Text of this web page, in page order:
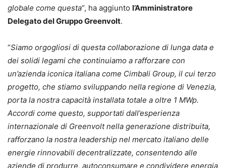
globale come questa“, ha aggiunto l’Amministratore
Delegato del Gruppo Greenvolt.
“Siamo orgogliosi di questa collaborazione di lunga data e
dei solidi legami che continuiamo a rafforzare con
un’azienda iconica italiana come Cimbali Group, il cui terzo
progetto, che stiamo sviluppando nella regione di Venezia,
porta la nostra capacità installata totale a oltre 1 MWp.
Accordi come questo, supportati dall’esperienza
internazionale di Greenvolt nella generazione distribuita,
rafforzano la nostra leadership nel mercato italiano delle
energie rinnovabili decentralizzate, consentendo alle
aziende di produrre, autoconsumare e condividere energia